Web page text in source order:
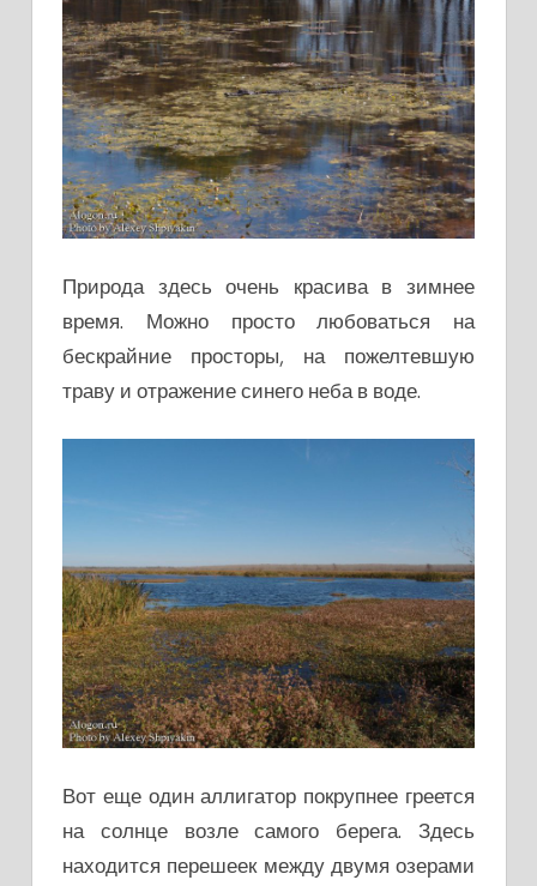
Природа здесь очень красива в зимнее
время. Можно просто любоваться на
бескрайние просторы, на пожелтевшую
траву и отражение синего неба в воде.
Вот еще один аллигатор покрупнее греется
на солнце возле самого берега. Здесь
находится перешеек между двумя озерами